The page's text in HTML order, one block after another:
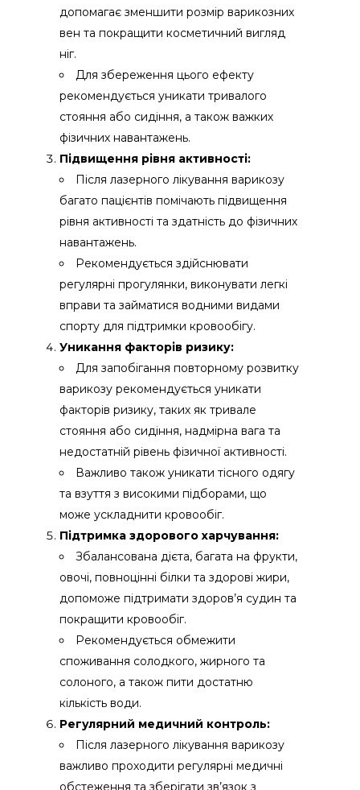
допомагає зменшити розмір варикозних
вен та покращити косметичний вигляд
ніг.
Для збереження цього ефекту
рекомендується уникати тривалого
стояння або сидіння, а також важких
фізичних навантажень.
Підвищення рівня активності:
Після лазерного лікування варикозу
багато пацієнтів помічають підвищення
рівня активності та здатність до фізичних
навантажень.
Рекомендується здійснювати
регулярні прогулянки, виконувати легкі
вправи та займатися водними видами
спорту для підтримки кровообігу.
Уникання факторів ризику:
Для запобігання повторному розвитку
варикозу рекомендується уникати
факторів ризику, таких як тривале
стояння або сидіння, надмірна вага та
недостатній рівень фізичної активності.
Важливо також уникати тісного одягу
та взуття з високими підборами, що
може ускладнити кровообіг.
Підтримка здорового харчування:
Збалансована дієта, багата на фрукти,
овочі, повноцінні білки та здорові жири,
допоможе підтримати здоров’я судин та
покращити кровообіг.
Рекомендується обмежити
споживання солодкого, жирного та
солоного, а також пити достатню
кількість води.
Регулярний медичний контроль:
Після лазерного лікування варикозу
важливо проходити регулярні медичні
обстеження та зберігати зв’язок з